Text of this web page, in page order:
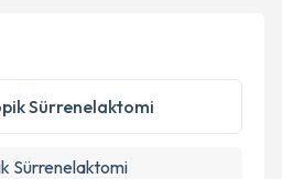
Sürrenelaktomi
Sürrenelaktomi